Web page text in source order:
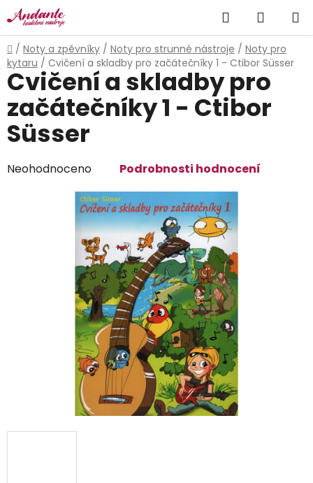
Přejít
na
obsah
Hledat
KOŠÍK
Domů
/ Noty a zpěvníky / Noty pro strunné nástroje / Noty pro
kytaru / Cvičení a skladby pro začátečníky 1 - Ctibor Süsser
Cvičení a skladby pro
začátečníky 1 - Ctibor
Süsser
Průměrné
Neohodnoceno Podrobnosti hodnocení